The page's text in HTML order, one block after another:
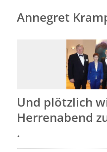
Annegret
Und plötzlich
Herrenabend
.